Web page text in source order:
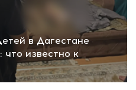
в Дагестане
что известно к